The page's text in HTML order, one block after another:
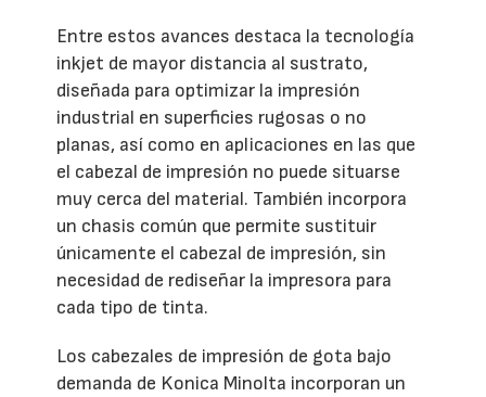
Entre estos avances destaca la tecnología
inkjet de mayor distancia al sustrato,
diseñada para optimizar la impresión
industrial en superficies rugosas o no
planas, así como en aplicaciones en las que
el cabezal de impresión no puede situarse
muy cerca del material. También incorpora
un chasis común que permite sustituir
únicamente el cabezal de impresión, sin
necesidad de rediseñar la impresora para
cada tipo de tinta.
Los cabezales de impresión de gota bajo
demanda de Konica Minolta incorporan un